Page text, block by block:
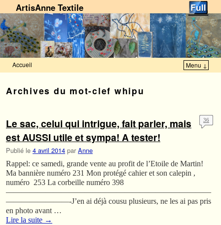
ArtisAnne Textile
Accueil Menu ↓
Archives du mot-clef whipu
Le sac, celui qui intrigue, fait parler, mais
est AUSSI utile et sympa! A tester!
Publié le 4 avril 2014 par Anne
36
Rappel: ce samedi, grande vente au profit de l’Etoile de Martin!
Ma bannière numéro 231 Mon protégé cahier et son calepin ,
numéro 253 La corbeille numéro 398
——————————————————————————
————————-J’en ai déjà cousu plusieurs, ne les ai pas pris
en photo avant …
Lire la suite →